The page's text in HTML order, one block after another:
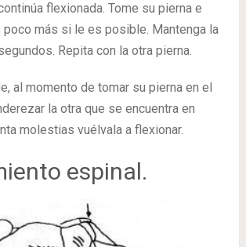
flexionada. Tome su pierna e
poco más si le es posible. Mantenga la
Repita con la otra pierna.
al momento de tomar su pierna en el
la otra que se encuentra en
molestias vuélvala a flexionar.
espinal.